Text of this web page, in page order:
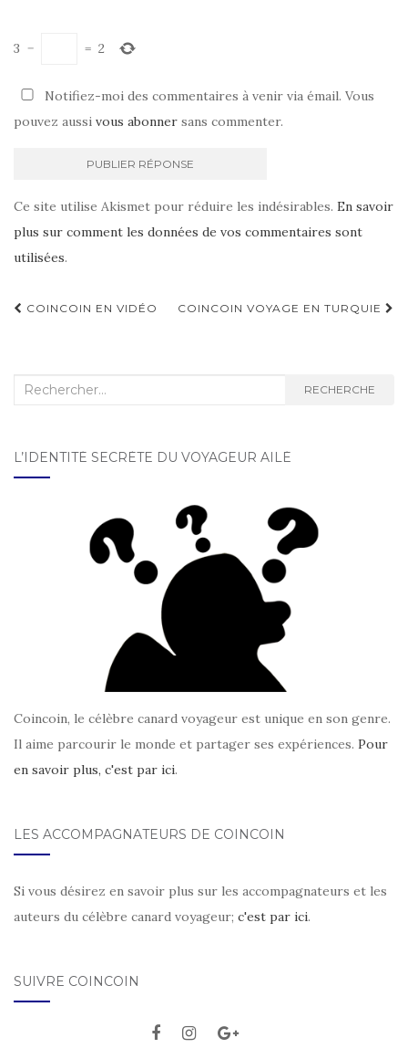
3 − = 2
Notifiez-moi des commentaires à venir via émail. Vous
pouvez aussi vous abonner sans commenter.
Ce site utilise Akismet pour réduire les indésirables. En savoir
plus sur comment les données de vos commentaires sont
utilisées.
COINCOIN EN VIDÉO COINCOIN VOYAGE EN TURQUIE
Recherche : RECHERCHE
L’IDENTITÉ SECRÈTE DU VOYAGEUR AILÉ
Coincoin, le célèbre canard voyageur est unique en son genre.
Il aime parcourir le monde et partager ses expériences. Pour
en savoir plus, c'est par ici.
LES ACCOMPAGNATEURS DE COINCOIN
Si vous désirez en savoir plus sur les accompagnateurs et les
auteurs du célèbre canard voyageur; c'est par ici.
SUIVRE COINCOIN